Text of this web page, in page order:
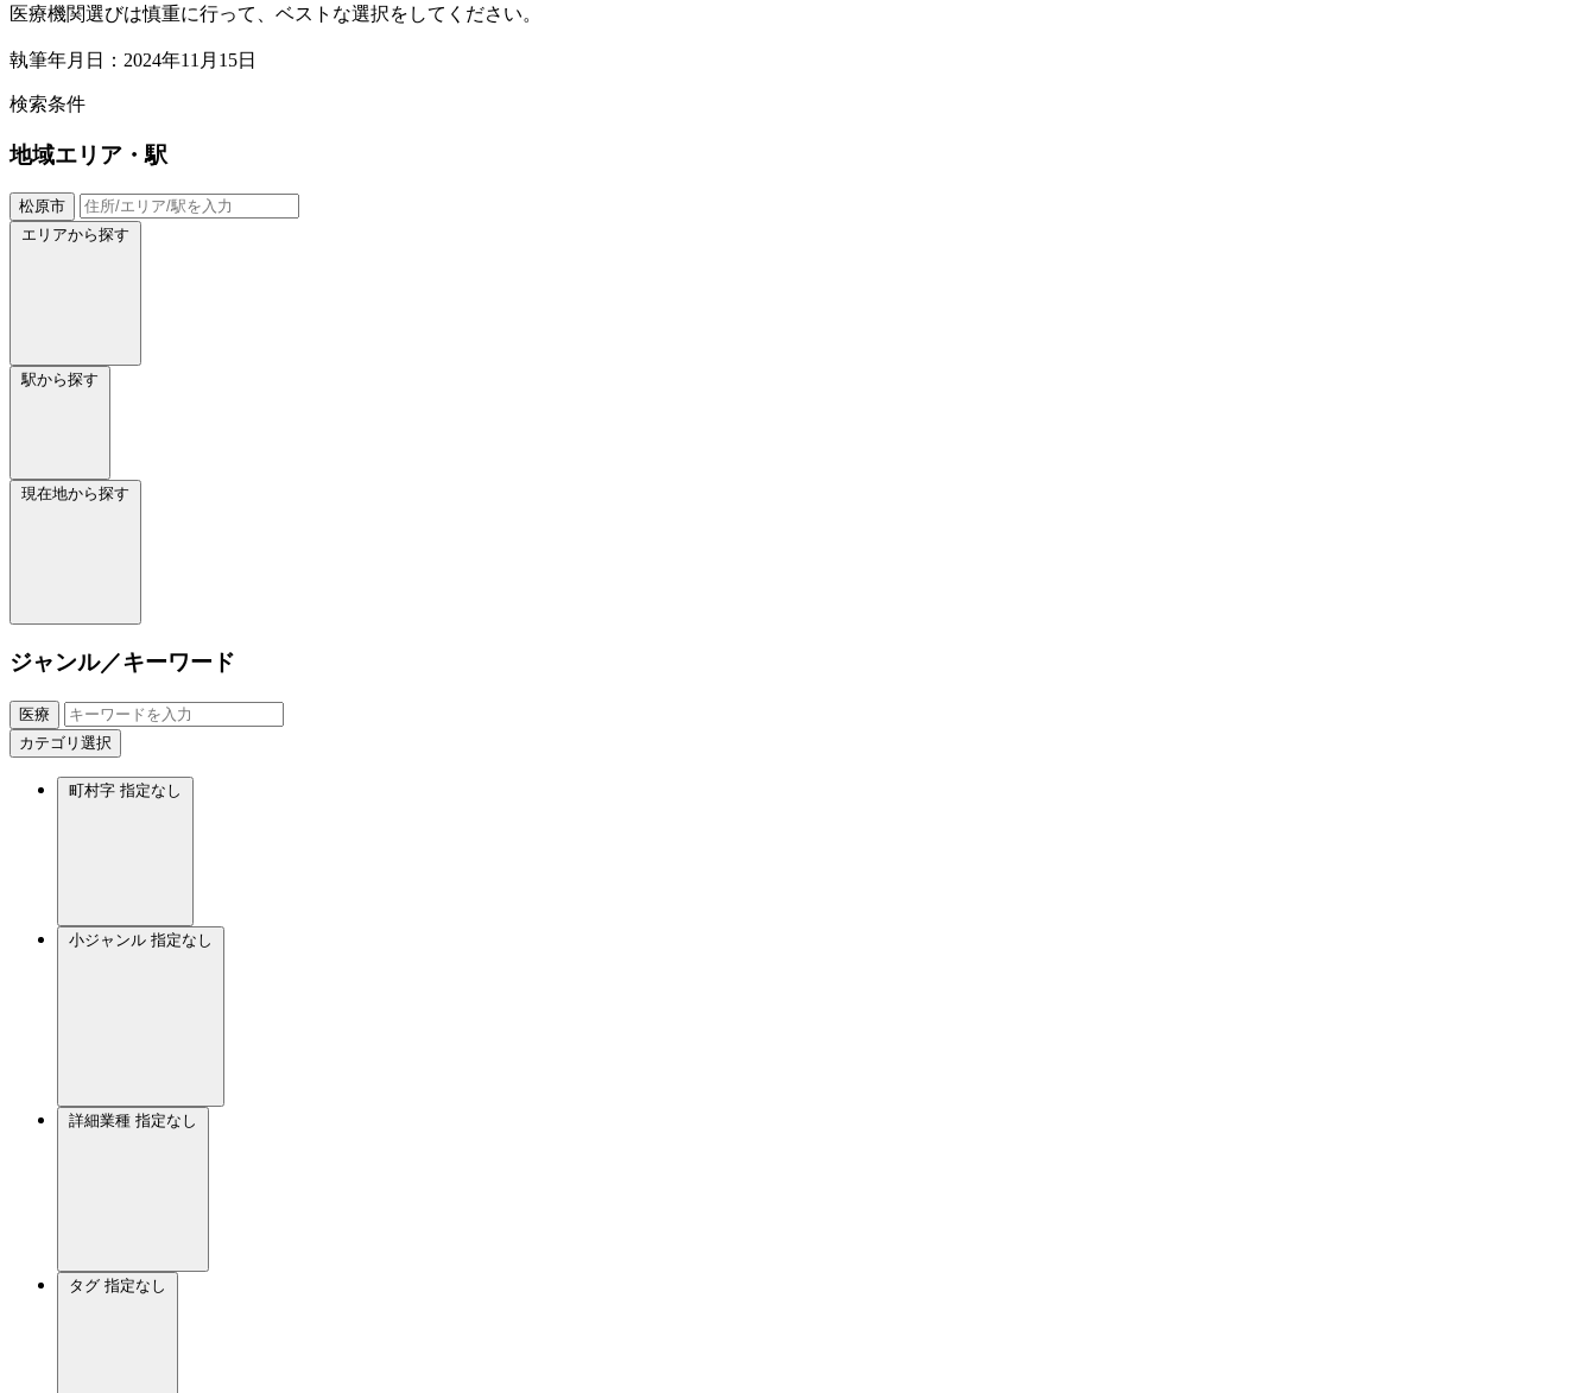
医療機関選びは慎重に行って、ベストな選択をしてください。
執筆年月日：2024年11月15日
検索条件
地域エリア・駅
松原市
エリアから探す
駅から探す
現在地から探す
ジャンル／キーワード
医療
カテゴリ選択
町村字 指定なし
小ジャンル 指定なし
詳細業種 指定なし
タグ 指定なし